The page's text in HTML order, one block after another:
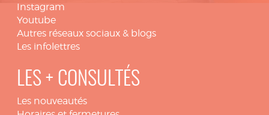
Instagram
Youtube
Autres réseaux sociaux & blogs
Les infolettres
LES + CONSULTÉS
Les nouveautés